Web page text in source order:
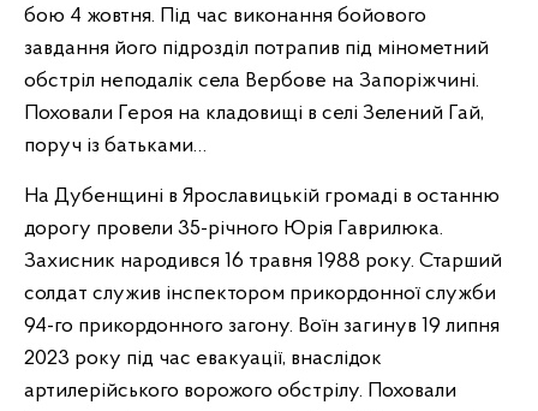
бою 4 жовтня. Під час виконання бойового
завдання його підрозділ потрапив під мінометний
обстріл неподалік села Вербове на Запоріжчині.
Поховали Героя на кладовищі в селі Зелений Гай,
поруч із батьками…
На Дубенщині в Ярославицькій громаді в останню
дорогу провели 35-річного Юрія Гаврилюка.
Захисник народився 16 травня 1988 року. Старший
солдат служив інспектором прикордонної служби
94-го прикордонного загону. Воїн загинув 19 липня
2023 року під час евакуації, внаслідок
артилерійського ворожого обстрілу. Поховали